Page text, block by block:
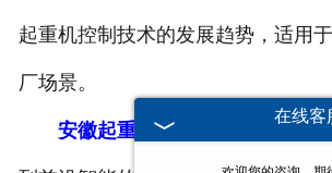
起重机控制技术的发展趋势，适用
厂场景。
安徽起重机电气柜 的控制模式
在线客